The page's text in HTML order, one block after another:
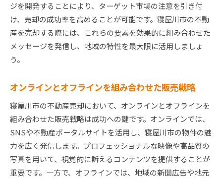
ジを開発することにより、ターゲット市場の注意を引き付
け、売却の成功率を高めることが可能です。寝屋川市の不動
産を売却する際には、これらの要素を効果的に組み合わせた
メッセージを発信し、地域の特性を最大限に活用しましょ
う。
オンラインとオフラインを組み合わせた販売戦略
寝屋川市の不動産売却において、オンラインとオフラインを
組み合わせた販売戦略は成功への鍵です。オンラインでは、
SNSや不動産ポータルサイトを活用し、寝屋川市の物件の魅
力を広く発信します。プロフェッショナルな映像や高品質の
写真を用いて、視覚的に訴えるコンテンツを提供することが
重要です。一方で、オフラインでは、地域の新聞広告や地元